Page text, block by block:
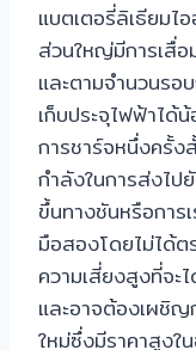
แบตเตอรี่ลิเธียม
ส่วนใหญ่มีการเสื่อ
และตามจำนวนรอ
เก็บประจุไฟฟ้าได้
การชาร์จหนึ่งครั้
กำลังในการส่งไป
ขึ้นทางชันหรือการ
มือสองโดยไม่ได้ต
ความเสี่ยงสูงที่จะ
และอาจต้องเผชิญ
ใหม่ซึ่งมีราคาสูงใ